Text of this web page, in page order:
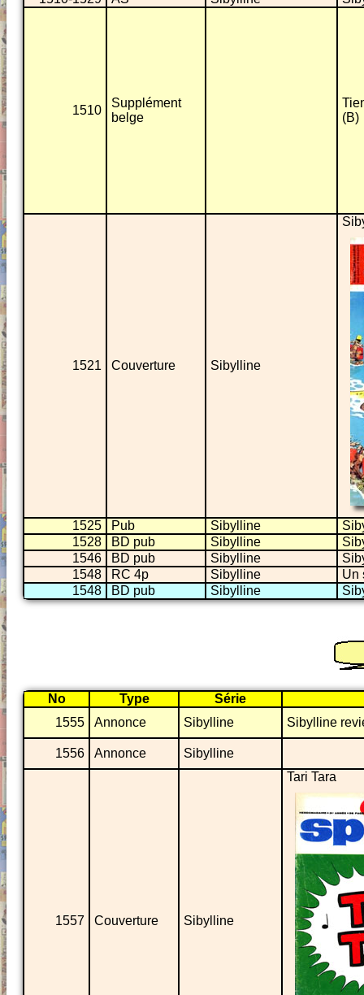
1510
Supplément
belge
(B)
1521 Couverture Sibylline
1525 Pub Sibylline
1528
BD pub Sibylline
1546
BD pub Sibylline
1548
RC 4p Sibylline
Un
1548
BD pub Sibylline
No Type
Série
1555
Annonce Sibylline Sibylline
1556 Annonce Sibylline
1557 Couverture Sibylline
Tari Tara